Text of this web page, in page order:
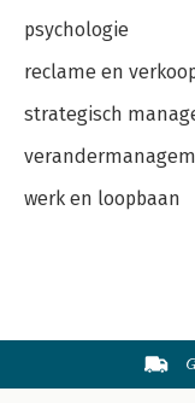
psychologie
reclame en
strategisch
werk en loopbaan